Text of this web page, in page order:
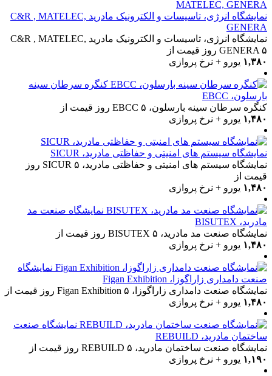
نمایشگاه انرژی، تاسیسات و الکترونیک مادرید C&R , MATELEC,
GENERA
نمایشگاه انرژی، تاسیسات و الکترونیک مادرید C&R , MATELEC,
GENERA ۵ روز
قیمت از
۱,۳۸۰ یورو + نرخ پروازی
کنگره سرطان سینه
بارسلون، EBCC
کنگره سرطان سینه بارسلون، EBCC ۵ روز
قیمت از
۱,۴۸۰ یورو + نرخ پروازی
نمایشگاه سیستم های امنیتی و حفاظتی مادرید، SICUR
نمایشگاه سیستم های امنیتی و حفاظتی مادرید، SICUR ۵ روز
قیمت از
۱,۴۸۰ یورو + نرخ پروازی
نمایشگاه صنعت مد
مادرید، BISUTEX
نمایشگاه صنعت مد مادرید، BISUTEX ۵ روز
قیمت از
۱,۴۸۰ یورو + نرخ پروازی
نمایشگاه
صنعت دامداری زاراگوزا، Figan Exhibition
نمایشگاه صنعت دامداری زاراگوزا، Figan Exhibition ۵ روز
قیمت از
۱,۴۸۰ یورو + نرخ پروازی
نمایشگاه صنعت
ساختمان مادرید، REBUILD
نمایشگاه صنعت ساختمان مادرید، REBUILD ۵ روز
قیمت از
۱,۱۹۰ یورو + نرخ پروازی